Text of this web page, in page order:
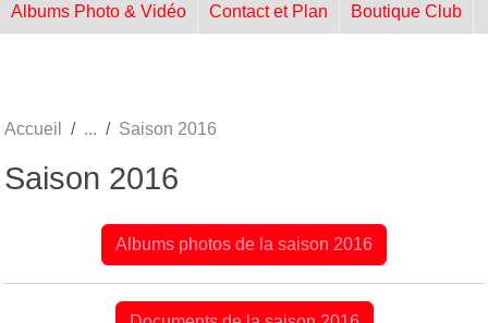
Albums Photo & Vidéo Contact et Plan Boutique Club
Accueil Saison 2016
Saison 2016
Albums photos de la saison 2016